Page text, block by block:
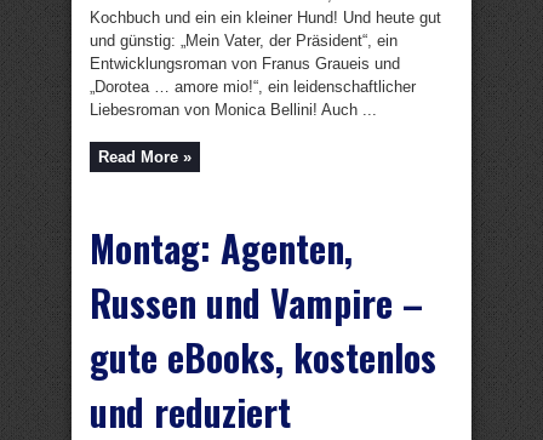
Kochbuch und ein ein kleiner Hund! Und heute gut
und günstig: „Mein Vater, der Präsident“, ein
Entwicklungsroman von Franus Graueis und
„Dorotea … amore mio!“, ein leidenschaftlicher
Liebesroman von Monica Bellini! Auch ...
Read More »
Montag: Agenten,
Russen und Vampire –
gute eBooks, kostenlos
und reduziert